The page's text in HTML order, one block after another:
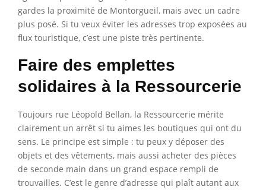
gardes la proximité de Montorgueil, mais avec un cadre
plus posé. Si tu veux éviter les adresses trop exposées au
flux touristique, c’est une piste très pertinente.
Faire des emplettes
solidaires à la Ressourcerie
Toujours rue Léopold Bellan, la Ressourcerie mérite
clairement un arrêt si tu aimes les boutiques qui ont du
sens. Le principe est simple : tu peux y déposer des
objets et des vêtements, mais aussi acheter des pièces
de seconde main dans un grand espace rempli de
trouvailles. C’est le genre d’adresse qui plaît autant aux